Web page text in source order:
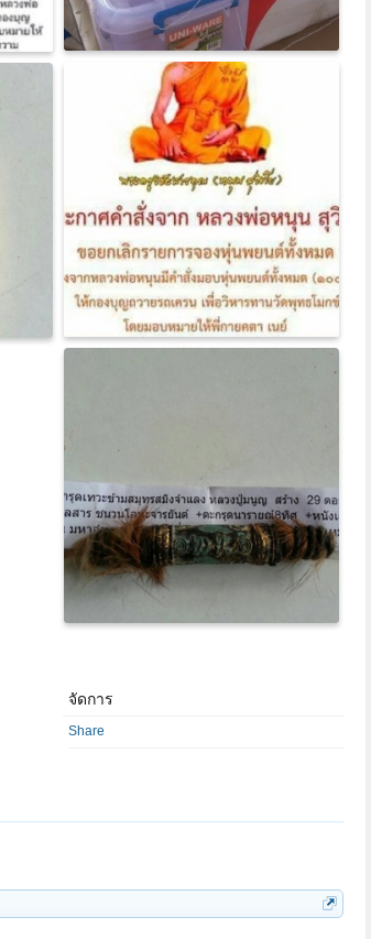
จัดการ
Share